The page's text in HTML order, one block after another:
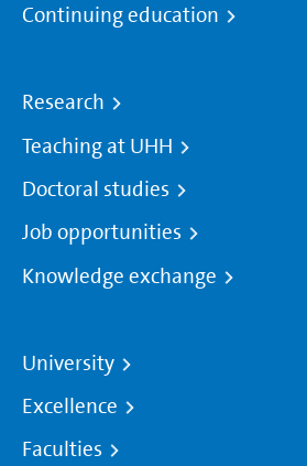
Continuing education
Research
Teaching at UHH
Doctoral studies
Job opportunities
Knowledge exchange
University
Excellence
Faculties